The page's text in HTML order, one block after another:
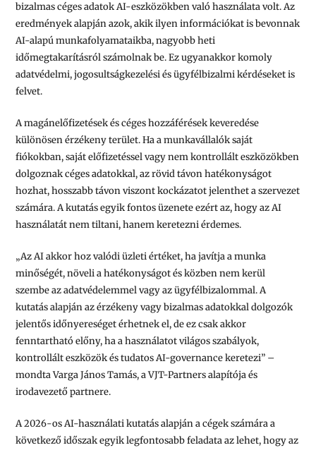
bizalmas céges adatok AI-eszközökben való használata volt. Az
eredmények alapján azok, akik ilyen információkat is bevonnak
AI-alapú munkafolyamataikba, nagyobb heti
időmegtakarításról számolnak be. Ez ugyanakkor komoly
adatvédelmi, jogosultságkezelési és ügyfélbizalmi kérdéseket is
felvet.
A magánelőfizetések és céges hozzáférések keveredése
különösen érzékeny terület. Ha a munkavállalók saját
fiókokban, saját előfizetéssel vagy nem kontrollált eszközökben
dolgoznak céges adatokkal, az rövid távon hatékonyságot
hozhat, hosszabb távon viszont kockázatot jelenthet a szervezet
számára. A kutatás egyik fontos üzenete ezért az, hogy az AI
használatát nem tiltani, hanem keretezni érdemes.
„Az AI akkor hoz valódi üzleti értéket, ha javítja a munka
minőségét, növeli a hatékonyságot és közben nem kerül
szembe az adatvédelemmel vagy az ügyfélbizalommal. A
kutatás alapján az érzékeny vagy bizalmas adatokkal dolgozók
jelentős időnyereséget érhetnek el, de ez csak akkor
fenntartható előny, ha a használatot világos szabályok,
kontrollált eszközök és tudatos AI-governance keretezi” –
mondta Varga János Tamás, a VJT-Partners alapítója és
irodavezető partnere.
A 2026-os AI-használati kutatás alapján a cégek számára a
következő időszak egyik legfontosabb feladata az lehet, hogy az